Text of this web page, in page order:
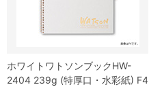
ホワイトワトソンブックHW-
2404 239g (特厚口・水彩紙) F4